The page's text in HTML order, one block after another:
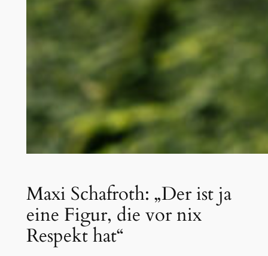
Maxi Schafroth: „Der ist ja
eine Figur, die vor nix
Respekt hat“